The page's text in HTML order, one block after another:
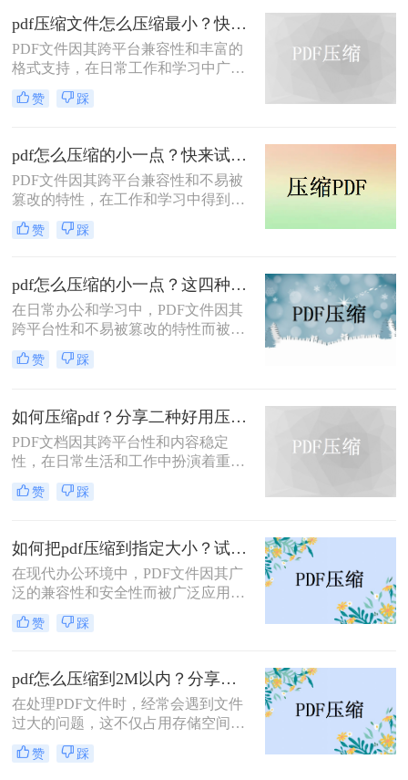
上传、发送或存储。那么pdf怎么压缩
到500k以下呢？本文将介绍两种将
PDF文件压缩到500K以下的方法。
pdf压缩文件怎么压缩最小？快来试着使用这三种压缩方法！
PDF文件因其跨平台兼容性和丰富的
格式支持，在日常工作和学习中广泛
应用。然而，有时我们需要将PDF文
件压缩到最小，以便更高效地存储和
呢？本文将介绍三种实用的PDF压缩
方法。
赞 踩
pdf怎么压缩的小一点？快来试试这4种压缩方法！
PDF文件因其跨平台兼容性和不易被
篡改的特性，在工作和学习中得到了
广泛应用。然而，PDF文件有时体积
过大，不便于存储和传输。那么pdf怎
有效的PDF压缩方法。
赞 踩
pdf怎么压缩的小一点？这四种压缩方法了解一下
在日常办公和学习中，PDF文件因其
跨平台性和不易被篡改的特性而被广
泛使用。然而，有时PDF文件过大，
会给传输和存储带来不便。那么pdf怎
将PDF压缩得更小的方法。
赞 踩
如何压缩pdf？分享二种好用压缩方法！
PDF文档因其跨平台性和内容稳定
性，在日常生活和工作中扮演着重要
角色。然而，有时PDF文件过大，会
影响传输速度或占用过多存储空间。
压缩PDF的方法。
赞 踩
如何把pdf压缩到指定大小？试试这4种压缩方法！
在现代办公环境中，PDF文件因其广
泛的兼容性和安全性而被广泛应用。
然而，当这些文件过大时，会带来传
输不便、占用过多存储空间等问题。
变得尤为重要。本文将详细介绍四种
常用的方法，帮助您轻松应对这一挑
战。
赞 踩
pdf怎么压缩到2M以内？分享两种实用压缩方法！
在处理PDF文件时，经常会遇到文件
过大的问题，这不仅占用存储空间，
还影响文件的传输速度。为了满足特
定需求，将PDF文件压缩到2M以内变
赞 踩